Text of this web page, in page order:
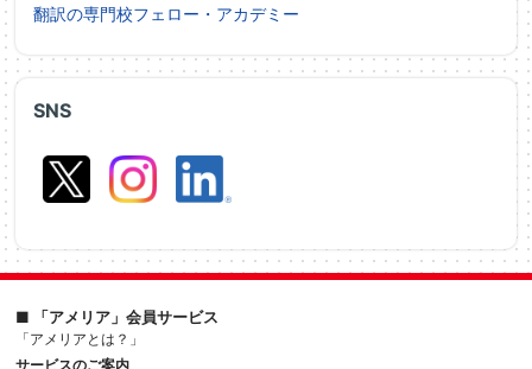
SNS
翻訳の専門校フェロー・アカデミー
■ 「アメリア」会員サービス
「アメリアとは？」
サービスのご案内